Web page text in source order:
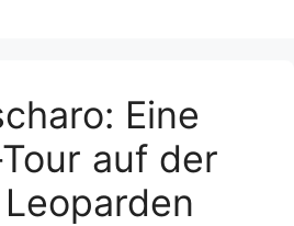
Eine
auf der